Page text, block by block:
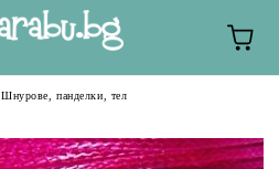
Шнурове, панделки, тел